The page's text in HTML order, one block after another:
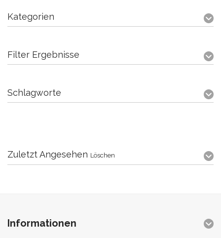
Kategorien
Filter Ergebnisse
Schlagworte
Zuletzt Angesehen Löschen
Informationen